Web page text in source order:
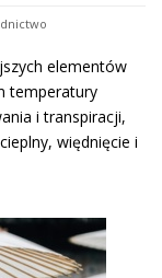
elementów
temperatury
i transpiracji,
więdnięcie i